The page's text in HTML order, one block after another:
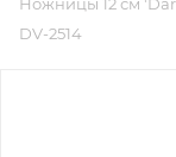
DV-2514